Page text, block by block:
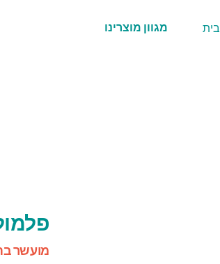
מגוון מוצרינו
מועשר